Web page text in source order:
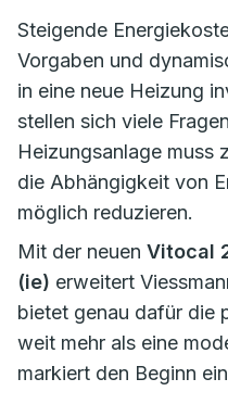
Steigende
Vorgaben und
in eine neue Heizung
stellen sich viele
Heizungsanlage muss
die Abhängigkeit von
möglich reduzieren.
Mit der neuen Vitocal
(ie) erweitert
bietet genau dafür die
weit mehr als eine
markiert den Beginn